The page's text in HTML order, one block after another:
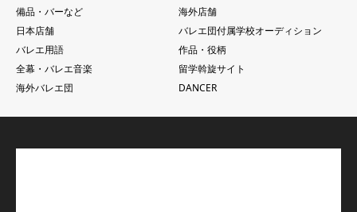
備品・バーなど
海外店舗
日本店舗
バレエ団付属学校オーディション
バレエ用語
作品・役柄
全幕・バレエ音楽
留学斡旋サイト
海外バレエ団
DANCER